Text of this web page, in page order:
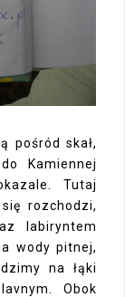
pośród skał,
Kamiennej
Tutaj
rozchodzi,
labiryntem
wody pitnej,
na łąki
Obok